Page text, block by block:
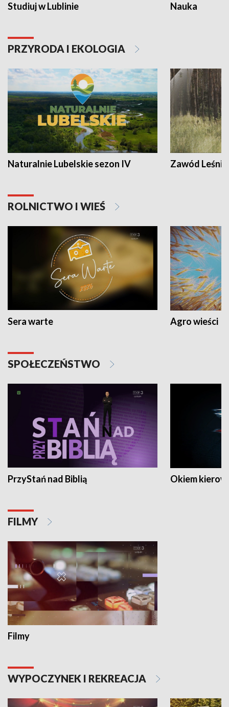
Studiuj w Lublinie Nauka
PRZYRODA I EKOLOGIA
Naturalnie Lubelskie sezon IV Zawód Leśnik
ROLNICTWO I WIEŚ
Sera warte Agro wieści
SPOŁECZEŃSTWO
PrzyStań nad Biblią Okiem
FILMY
Filmy
WYPOCZYNEK I REKREACJA